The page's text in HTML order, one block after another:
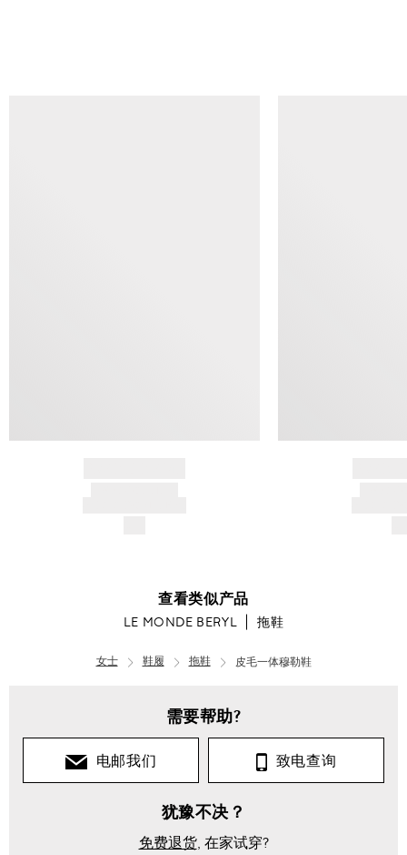
查看类似产品
LE MONDE BERYL 拖鞋
女士 鞋履 拖鞋 皮毛一体穆勒鞋
需要帮助?
电邮我们 致电查询
犹豫不决？
免费退货, 在家试穿?